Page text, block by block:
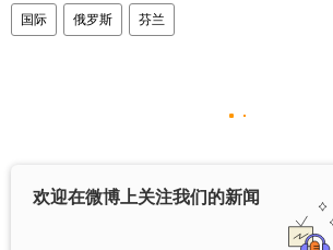
国际 俄罗斯 芬兰
欢迎在微博上关注我们的新闻